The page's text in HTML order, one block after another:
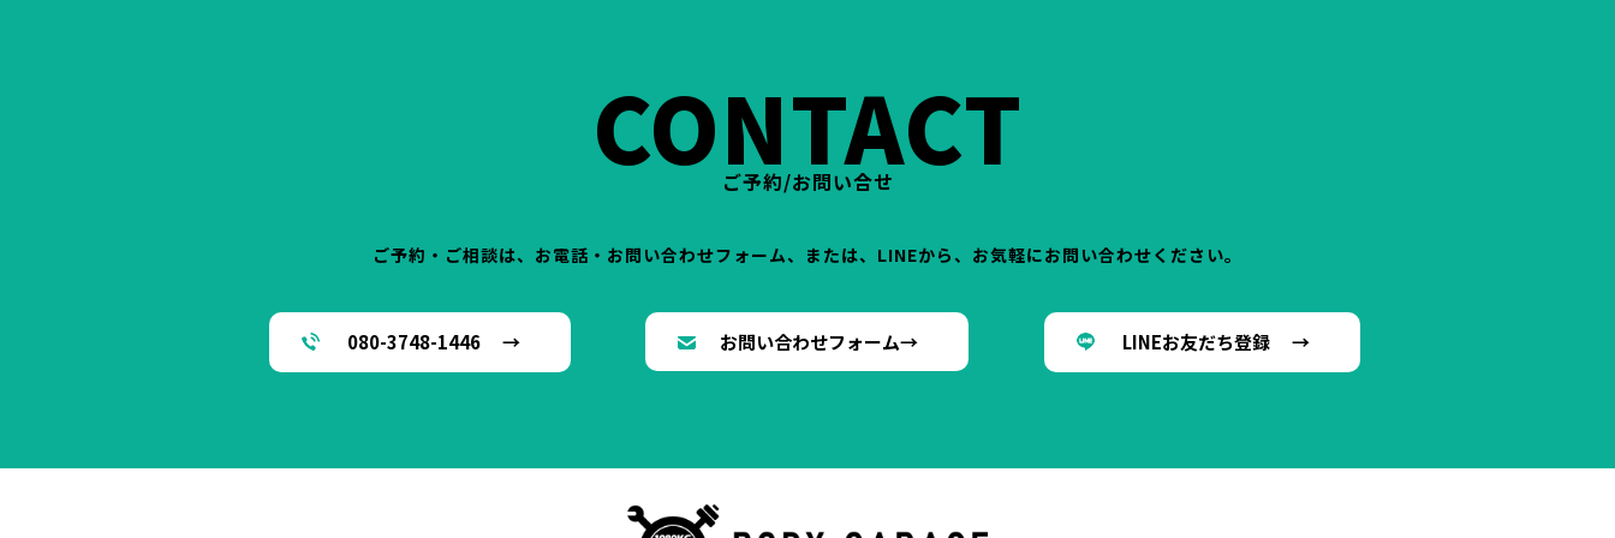
CONTACT
ご予約/お問い合せ
ご予約・ご相談は、お電話・お問い合わせフォーム、または、LINEから、お気軽にお問い合わせください。
080-3748-1446 → お問い合わせフォーム→ LINEお友だち登録 →